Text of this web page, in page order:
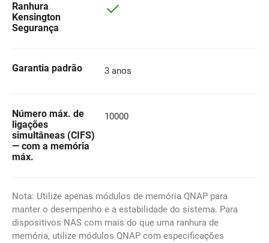
Ranhura
Kensington
Segurança
Garantia padrão 3 anos
Número máx. de
ligações
simultâneas (CIFS)
— com a memória
máx.
10000
Nota: Utilize apenas módulos de memória QNAP para
manter o desempenho e a estabilidade do sistema. Para
dispositivos NAS com mais do que uma ranhura de
memória, utilize módulos QNAP com especificações